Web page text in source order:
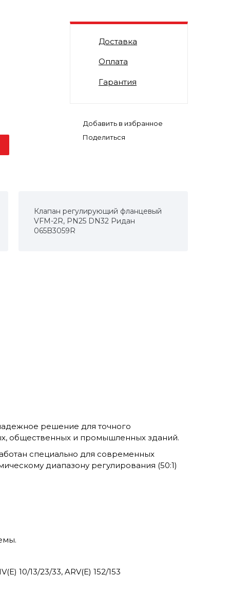
Доставка
Оплата
Гарантия
Поделиться
Клапан регулирующий фланцевый
VFM-2R, PN25 DN32 Ридан
065B3059R
решение для точного
общественных и промышленных зданий.
специально для современных
диапазону регулирования (50:1)
10/13/23/33, ARV(E) 152/153